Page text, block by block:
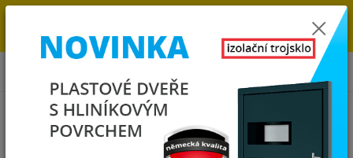
OBJEDNÁVKOU. MÁME 7 000 OKEN A DVEŘÍ SKLADEM U NÁS V
KLATOVECH.
0
0,00 Kč